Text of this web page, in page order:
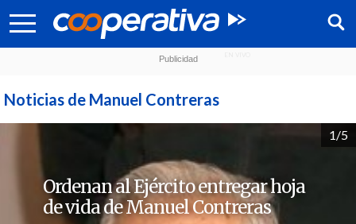
Noticias de Manuel Contreras
1/5
Ordenan al Ejército entregar hoja
de vida de Manuel Contreras